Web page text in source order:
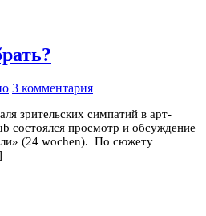
3 комментария
зрительских симпатий в арт-
состоялся просмотр и обсуждение
(24 wochen). По сюжету